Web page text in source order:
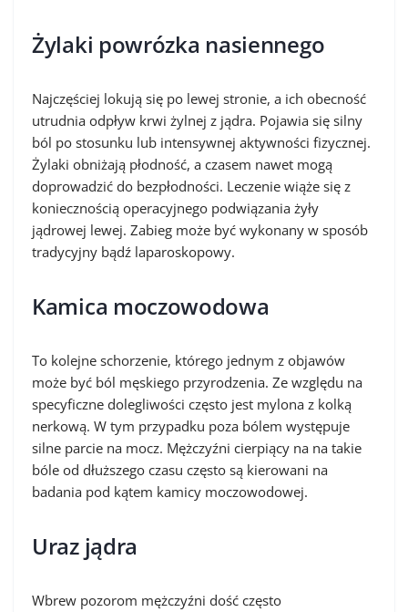
Żylaki powrózka nasiennego
Najczęściej lokują się po lewej stronie, a ich obecność
utrudnia odpływ krwi żylnej z jądra. Pojawia się silny
ból po stosunku lub intensywnej aktywności fizycznej.
Żylaki obniżają płodność, a czasem nawet mogą
doprowadzić do bezpłodności. Leczenie wiąże się z
koniecznością operacyjnego podwiązania żyły
jądrowej lewej. Zabieg może być wykonany w sposób
tradycyjny bądź laparoskopowy.
Kamica moczowodowa
To kolejne schorzenie, którego jednym z objawów
może być ból męskiego przyrodzenia. Ze względu na
specyficzne dolegliwości często jest mylona z kolką
nerkową. W tym przypadku poza bólem występuje
silne parcie na mocz. Mężczyźni cierpiący na na takie
bóle od dłuższego czasu często są kierowani na
badania pod kątem kamicy moczowodowej.
Uraz jądra
Wbrew pozorom mężczyźni dość często